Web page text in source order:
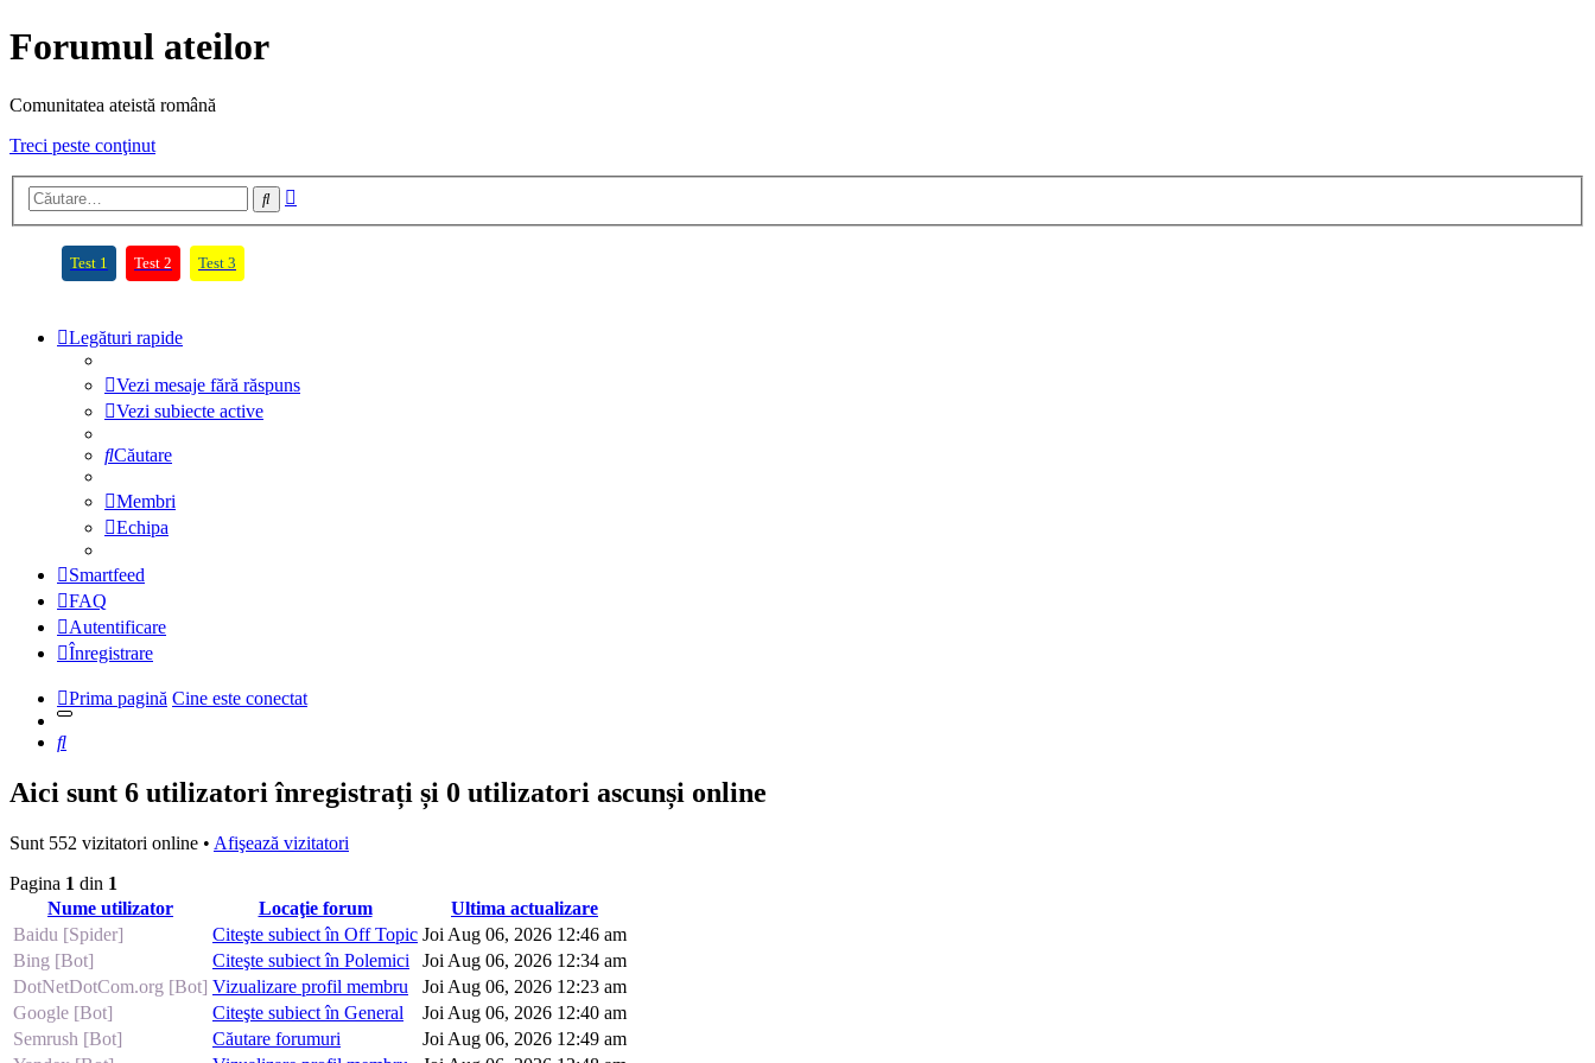
Forumul ateilor
Comunitatea ateistă română
Treci peste conţinut
Căutare
Test 1 (Opens a new tab)
Test 2 (Opens a new tab)
Test 3
Legături rapide
Vezi mesaje fără răspuns
Vezi subiecte active
Căutare
Membri
Echipa
Smartfeed
FAQ
Autentificare
Înregistrare
Prima pagină Cine este conectat
Căutare
Aici sunt 6 utilizatori înregistrați și 0 utilizatori ascunși online
Sunt 552 vizitatori online • Afişează vizitatori
Pagina 1 din 1
Nume utilizator
Locaţie forum
Ultima actualizare
Baidu [Spider]
Citeşte subiect în Off Topic Joi Aug 06, 2026 12:46 am
Bing [Bot]
Citeşte subiect în Polemici
Joi Aug 06, 2026 12:34 am
DotNetDotCom.org [Bot] Vizualizare profil membru
Joi Aug 06, 2026 12:23 am
Google [Bot]
Citeşte subiect în General
Joi Aug 06, 2026 12:40 am
Semrush [Bot]
Căutare forumuri
Joi Aug 06, 2026 12:49 am